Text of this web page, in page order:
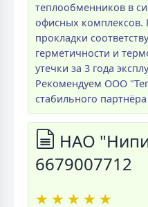
теплообменников в
офисных комплексов.
прокладки
герметичности и
утечки за 3 года
Рекомендуем ООО
стабильного
НАО
6679007712
★ ★ ★ ★ ★